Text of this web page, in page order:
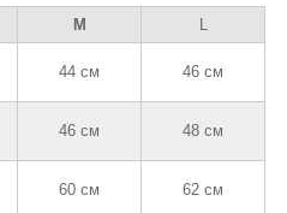
M
L
44 см 46 см
46 см 48 см
60 см 62 см